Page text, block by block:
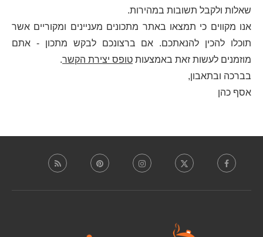
שאלות ולקבל תשובות במהירות.
אנו מקווים כי תמצאו באתר מתכונים מעניינים ומקוריים אשר
תוכלו להכין להנאתכם. אם ברצונכם לבקש מתכון - אתם
מוזמנים לעשות זאת באמצעות טופס יצירת הקשר.
בברכה ובתאבון,
אסף כהן